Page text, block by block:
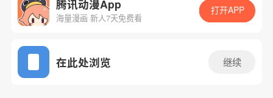
App免费看
腾讯动漫App
海量漫画 新人7天免费看
打开APP
在此处浏览 继续